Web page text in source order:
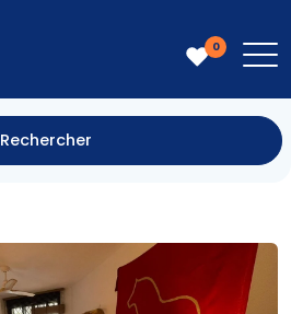
0
Rechercher